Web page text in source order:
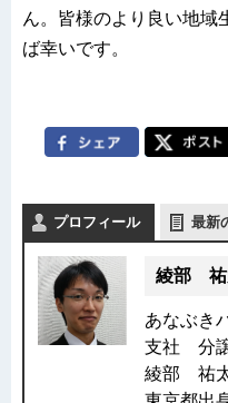
ん。皆様のより良い地域
ば幸いです。
プロフィール 最新
綾部 祐
あなぶき
支社 分
綾部 祐